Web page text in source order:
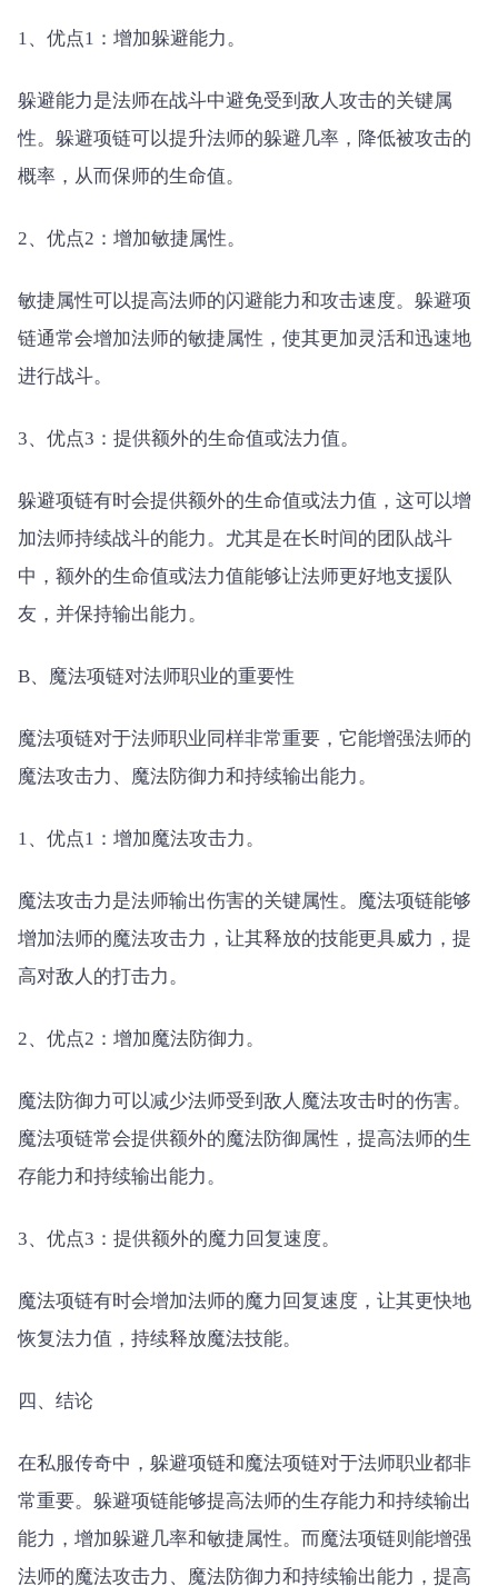
1、优点1：增加躲避能力。
躲避能力是法师在战斗中避免受到敌人攻击的关键属
性。躲避项链可以提升法师的躲避几率，降低被攻击的
概率，从而保师的生命值。
2、优点2：增加敏捷属性。
敏捷属性可以提高法师的闪避能力和攻击速度。躲避项
链通常会增加法师的敏捷属性，使其更加灵活和迅速地
进行战斗。
3、优点3：提供额外的生命值或法力值。
躲避项链有时会提供额外的生命值或法力值，这可以增
加法师持续战斗的能力。尤其是在长时间的团队战斗
中，额外的生命值或法力值能够让法师更好地支援队
友，并保持输出能力。
B、魔法项链对法师职业的重要性
魔法项链对于法师职业同样非常重要，它能增强法师的
魔法攻击力、魔法防御力和持续输出能力。
1、优点1：增加魔法攻击力。
魔法攻击力是法师输出伤害的关键属性。魔法项链能够
增加法师的魔法攻击力，让其释放的技能更具威力，提
高对敌人的打击力。
2、优点2：增加魔法防御力。
魔法防御力可以减少法师受到敌人魔法攻击时的伤害。
魔法项链常会提供额外的魔法防御属性，提高法师的生
存能力和持续输出能力。
3、优点3：提供额外的魔力回复速度。
魔法项链有时会增加法师的魔力回复速度，让其更快地
恢复法力值，持续释放魔法技能。
四、结论
在私服传奇中，躲避项链和魔法项链对于法师职业都非
常重要。躲避项链能够提高法师的生存能力和持续输出
能力，增加躲避几率和敏捷属性。而魔法项链则能增强
法师的魔法攻击力、魔法防御力和持续输出能力，提高